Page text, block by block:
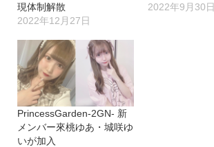
現体制解散
2022年12月27日
2022年9月30日
PrincessGarden-2GN- 新
メンバー來桃ゆあ・城咲ゆ
いが加入